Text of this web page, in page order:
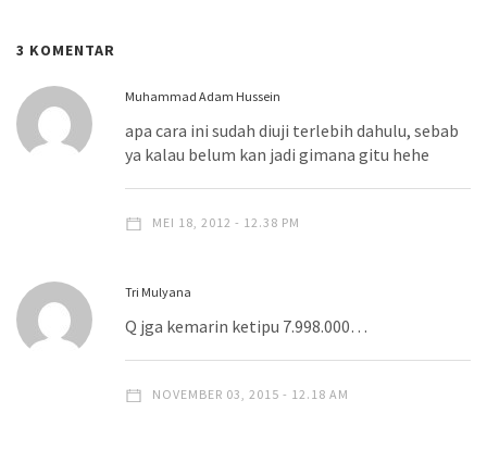
3 KOMENTAR
Muhammad Adam Hussein
apa cara ini sudah diuji terlebih dahulu, sebab
ya kalau belum kan jadi gimana gitu hehe
MEI 18, 2012 - 12.38 PM
Tri Mulyana
Q jga kemarin ketipu 7.998.000…
NOVEMBER 03, 2015 - 12.18 AM